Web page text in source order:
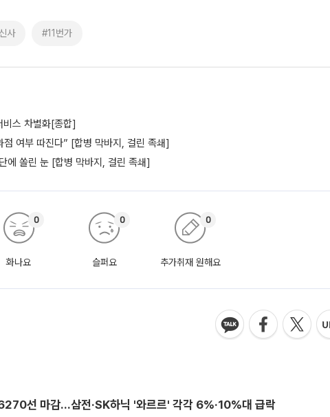
사 #11번가
스 차별화[종합]
여부 따진다” [합병 막바지, 걸린 족쇄]
단에 쏠린 눈 [합병 막바지, 걸린 족쇄]
화나요
0
슬퍼요
0
추가취재 원해요
0
선 마감…삼전·SK하닉 '와르르' 각각 6%·10%대 급락